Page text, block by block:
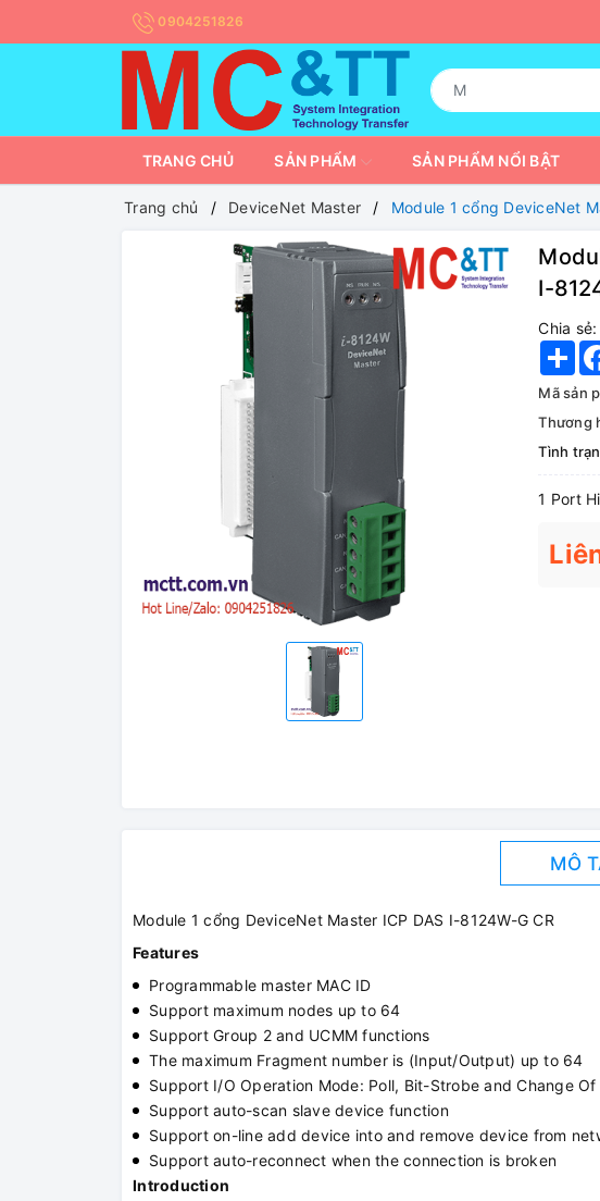
0904251826
TRANG CHỦ SẢN PHẨM SẢN PHẨM NỔI BẬT
Trang chủ DeviceNet Master Module 1 cổng DeviceNet
I-
Chia sẻ:
Mã sản
Thương
Tình
1 Port
MÔ
Module 1 cổng DeviceNet Master ICP DAS I-8124W-G CR
Features
Programmable master MAC ID
Support maximum nodes up to 64
Support Group 2 and UCMM functions
The maximum Fragment number is (Input/Output) up to 64
Support I/O Operation Mode: Poll, Bit-Strobe and Change
Support auto-scan slave device function
Support on-line add device into and remove device from
Support auto-reconnect when the connection is broken
Introduction